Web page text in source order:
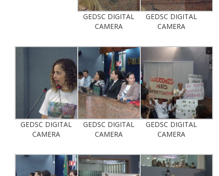
GEDSC DIGITAL
CAMERA
GEDSC DIGITAL
CAMERA
GEDSC DIGITAL
CAMERA
GEDSC DIGITAL
CAMERA
GEDSC DIGITAL
CAMERA